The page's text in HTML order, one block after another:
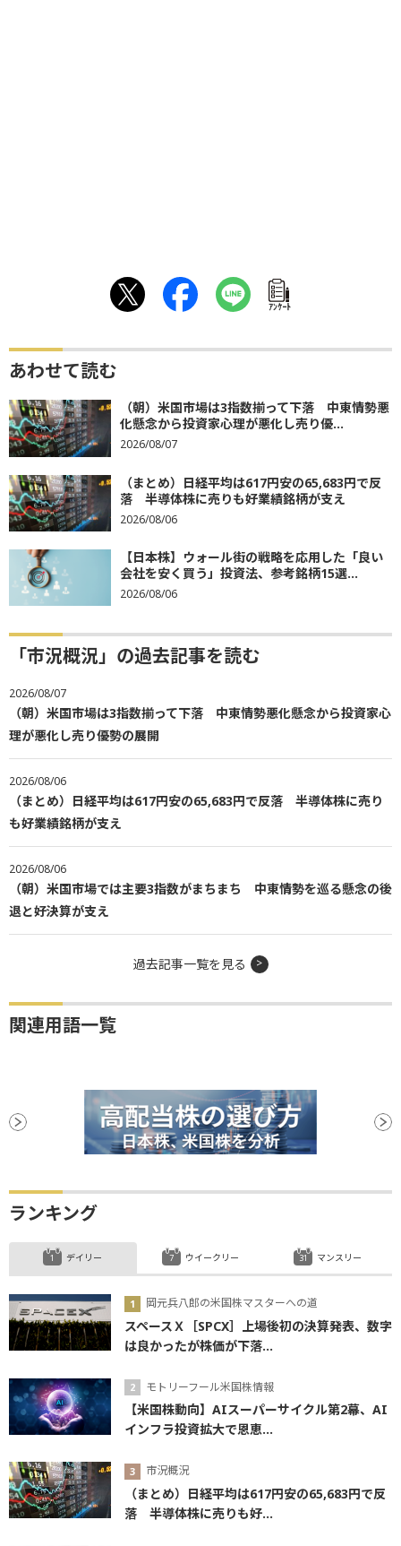
ｱﾝｹｰﾄ
あわせて読む
（朝）米国市場は3指数揃って下落 中東情勢悪
化懸念から投資家心理が悪化し売り優...
2026/08/07
（まとめ）日経平均は617円安の65,683円で反
落 半導体株に売りも好業績銘柄が支え
2026/08/06
【日本株】ウォール街の戦略を応用した「良い
会社を安く買う」投資法、参考銘柄15選...
2026/08/06
「市況概況」の過去記事を読む
2026/08/07
（朝）米国市場は3指数揃って下落 中東情勢悪化懸念から投資家心
理が悪化し売り優勢の展開
2026/08/06
（まとめ）日経平均は617円安の65,683円で反落 半導体株に売り
も好業績銘柄が支え
2026/08/06
（朝）米国市場では主要3指数がまちまち 中東情勢を巡る懸念の後
退と好決算が支え
過去記事一覧を見る
関連用語一覧
ランキング
デイリー
岡元兵八郎の米国株マスターへの道
スペースＸ［SPCX］上場後初の決算発表、数字
は良かったが株価が下落...
モトリーフール米国株情報
【米国株動向】AIスーパーサイクル第2幕、AI
インフラ投資拡大で恩恵...
市況概況
（まとめ）日経平均は617円安の65,683円で反
落 半導体株に売りも好...
ウイークリー マンスリー